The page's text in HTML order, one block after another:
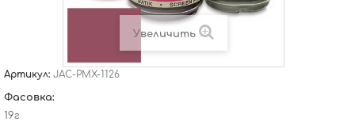
Увеличить
Артикул: JAC-PMX-1126
Фасовка:
19г